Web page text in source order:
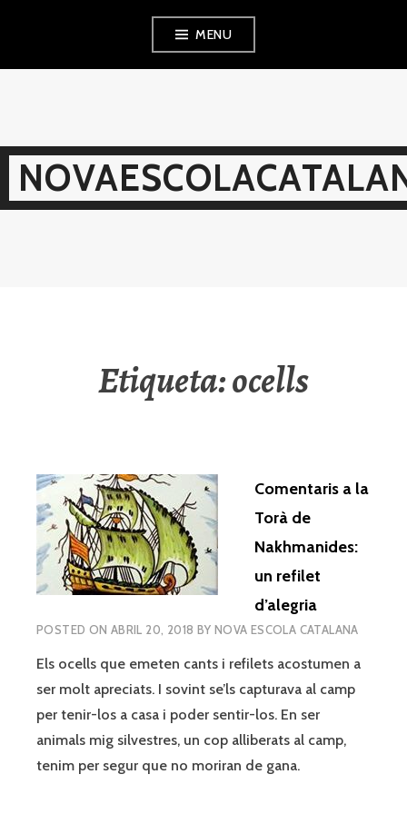
MENU
Etiqueta:ocells
Comentaris a la
Torà de
Nakhmanides:
un refilet
d’alegria
POSTED ON ABRIL 20, 2018 BY NOVA ESCOLA CATALANA
Els ocells que emeten cants i refilets acostumen a
ser molt apreciats. I sovint se’ls capturava al camp
per tenir-los a casa i poder sentir-los. En ser
animals mig silvestres, un cop alliberats al camp,
tenim per segur que no moriran de gana.